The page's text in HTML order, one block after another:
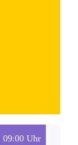
09:00 Uhr